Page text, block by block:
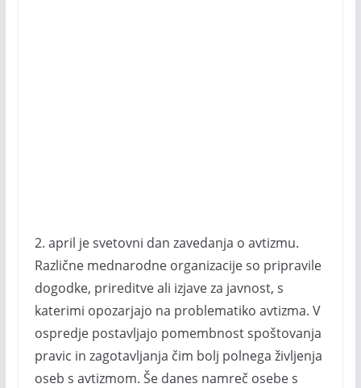
2. april je svetovni dan zavedanja o avtizmu.
Različne mednarodne organizacije so pripravile
dogodke, prireditve ali izjave za javnost, s
katerimi opozarjajo na problematiko avtizma. V
ospredje postavljajo pomembnost spoštovanja
pravic in zagotavljanja čim bolj polnega življenja
oseb s avtizmom. Še danes namreč osebe s